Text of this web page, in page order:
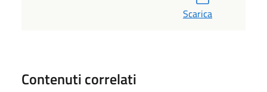
Scarica
Contenuti correlati